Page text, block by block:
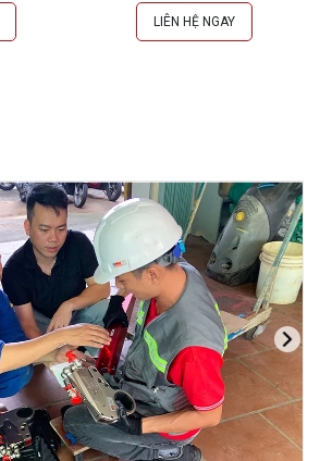
LIÊN HỆ NGAY